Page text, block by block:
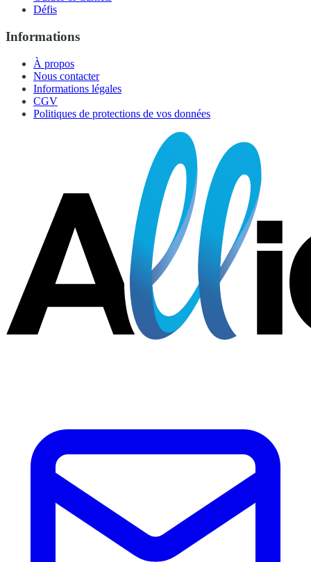
Défis
Informations
À propos
Nous contacter
Informations légales
CGV
Politiques de protections de vos données